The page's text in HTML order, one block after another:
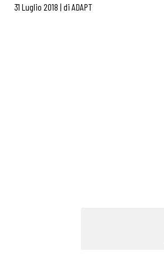
31 Luglio 2018 | di ADAPT